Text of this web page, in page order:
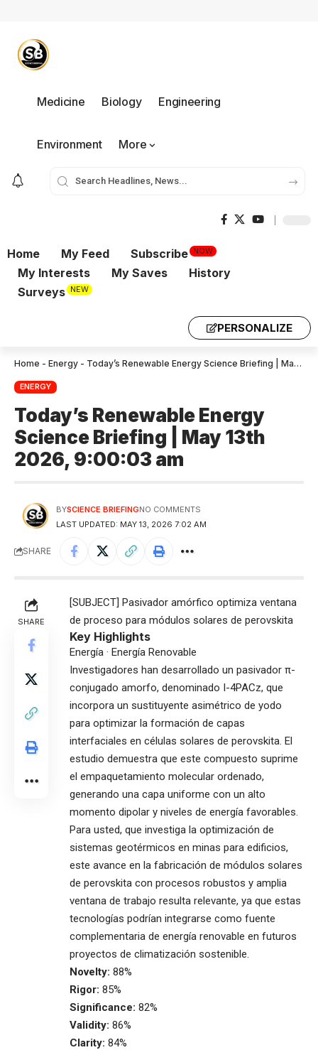
Medicine Biology Engineering
Environment More
Home My Feed Subscribe NOW
My Interests My Saves
History
Surveys NEW
PERSONALIZE
Home - Energy - Today’s Renewable Energy Science Briefing | May 13th 2026, 9:00:03 am
ENERGY
Today’s Renewable Energy
Science Briefing | May 13th
2026, 9:00:03 am
LAST UPDATED: MAY 13, 2026 7:02 AM
BYSCIENCE BRIEFINGNO COMMENTS
SHARE
SHARE
[SUBJECT] Pasivador amórfico optimiza ventana
de proceso para módulos solares de perovskita
Key Highlights
Energía · Energía Renovable
Investigadores han desarrollado un pasivador π-
conjugado amorfo, denominado I-4PACz, que
incorpora un sustituyente asimétrico de yodo
para optimizar la formación de capas
interfaciales en células solares de perovskita. El
estudio demuestra que este compuesto suprime
el empaquetamiento molecular ordenado,
generando una capa uniforme con un alto
momento dipolar y niveles de energía favorables.
Para usted, que investiga la optimización de
sistemas geotérmicos en minas para edificios,
este avance en la fabricación de módulos solares
de perovskita con procesos robustos y amplia
ventana de trabajo resulta relevante, ya que estas
tecnologías podrían integrarse como fuente
complementaria de energía renovable en futuros
proyectos de climatización sostenible.
Novelty: 88%
Rigor: 85%
Significance: 82%
Validity: 86%
Clarity: 84%